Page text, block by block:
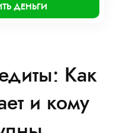
ДЕНЬГИ
Как
и кому